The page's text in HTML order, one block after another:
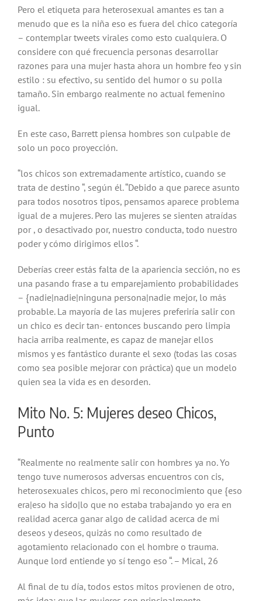
Pero el etiqueta para heterosexual amantes es tan a
menudo que es la niña eso es fuera del chico categoría
– contemplar tweets virales como esto cualquiera. O
considere con qué frecuencia personas desarrollar
razones para una mujer hasta ahora un hombre feo y sin
estilo : su efectivo, su sentido del humor ​​o su polla
tamaño. Sin embargo realmente no actual femenino
igual.
En este caso, Barrett piensa hombres son culpable de
solo un poco proyección.
“los chicos son extremadamente artístico, cuando se
trata de destino “, según él. “Debido a que parece asunto
para todos nosotros tipos, pensamos aparece problema
igual de a mujeres. Pero las mujeres se sienten atraídas
por , o desactivado por, nuestro conducta, todo nuestro
poder y cómo dirigimos ellos “.
Deberías creer estás falta de la apariencia sección, no es
una pasando frase a tu emparejamiento probabilidades
– {nadie|nadie|ninguna persona|nadie mejor, lo más
probable. La mayoría de las mujeres preferiría salir con
un chico es decir tan- entonces buscando pero limpia
hacia arriba realmente, es capaz de manejar ellos
mismos y es fantástico durante el sexo (todas las cosas
como sea posible mejorar con práctica) que un modelo
quien sea la vida es en desorden.
Mito No. 5: Mujeres deseo Chicos,
Punto
“Realmente no realmente salir con hombres ya no. Yo
tengo tuve numerosos adversas encuentros con cis,
heterosexuales chicos, pero mi reconocimiento que {eso
era|eso ha sido|lo que no estaba trabajando yo era en
realidad acerca ganar algo de calidad acerca de mi
deseos y deseos, quizás no como resultado de
agotamiento relacionado con el hombre o trauma.
Aunque lord entiende yo sí tengo eso “. – Mical, 26
Al final de tu día, todos estos mitos provienen de otro,